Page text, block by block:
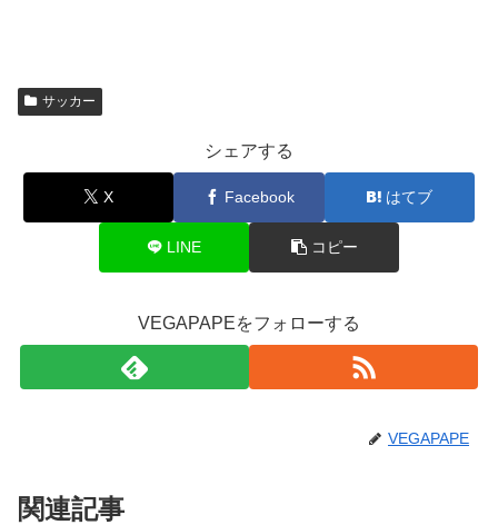
サッカー
シェアする
X Facebook はてブ
LINE コピー
VEGAPAPEをフォローする
VEGAPAPE
関連記事